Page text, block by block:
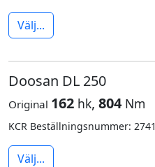
Välj...
Doosan DL 250
Original 162 hk, 804 Nm
KCR Beställningsnummer: 2741
Välj...